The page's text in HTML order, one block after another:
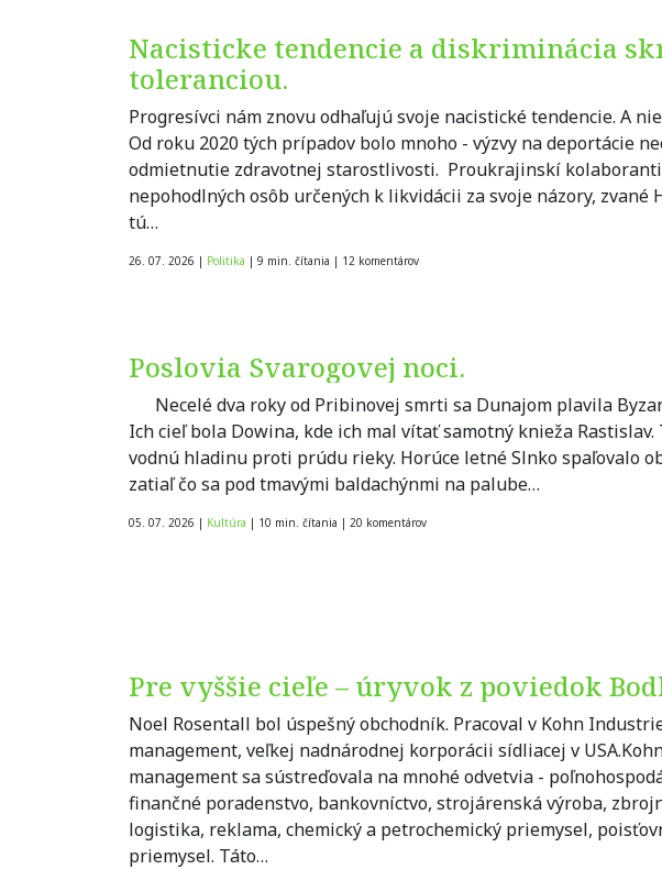
Nacisticke tendencie a diskriminácia
toleranciou.
Progresívci nám znovu odhaľujú svoje nacistické tendencie. A
Od roku 2020 tých prípadov bolo mnoho - výzvy na deportácie
odmietnutie zdravotnej starostlivosti. Proukrajinskí
nepohodlných osôb určených k likvidácii za svoje názory, zvané
tú…
26. 07. 2026 | Politika | 9 min. čítania | 12 komentárov
Poslovia Svarogovej noci.
Necelé dva roky od Pribinovej smrti sa Dunajom plavila
Ich cieľ bola Dowina, kde ich mal vítať samotný knieža
vodnú hladinu proti prúdu rieky. Horúce letné Slnko spaľovalo
zatiaľ čo sa pod tmavými baldachýnmi na palube…
05. 07. 2026 | Kultúra | 10 min. čítania | 20 komentárov
Pre vyššie cieľe – úryvok z poviedok
Noel Rosentall bol úspešný obchodník. Pracoval v Kohn
management, veľkej nadnárodnej korporácii sídliacej v
management sa sústreďovala na mnohé odvetvia -
finančné poradenstvo, bankovníctvo, strojárenská výroba,
logistika, reklama, chemický a petrochemický priemysel,
priemysel. Táto…